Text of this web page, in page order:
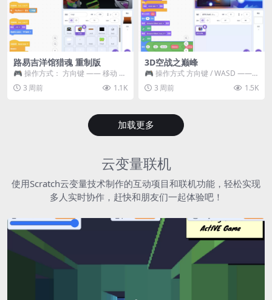
路易吉洋馆猎魂 重制版
🎮 操作方式： 方向键 —— 移动 &
跳跃 空格 —— 打开宝箱 将你...
3 周前 1.1K
3D空战之巅峰
🎮 操作方式 方向键 / WASD ——
移动 Z / K —— 射击 / 攻击...
3 周前 1.5K
加载更多
云变量联机
使用Scratch云变量技术制作的互动项目和联机功能，轻松实现
多人实时协作，赶快和朋友们一起体验吧！